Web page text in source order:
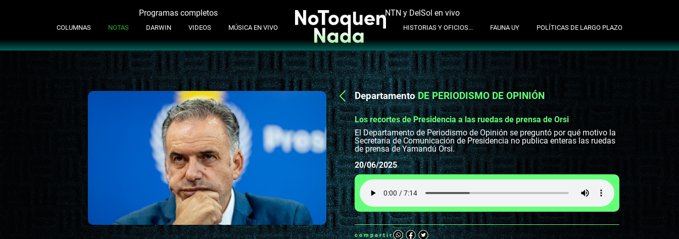
Contacto suscribite al newsletter
Programas completos NTN y DelSol en vivo
COLUMNAS NOTAS DARWIN VIDEOS MÚSICA EN VIVO HISTORIAS Y OFICIOS... FAUNA UY POLÍTICAS DE LARGO PLAZO
DepartamentoDE PERIODISMO DE OPINIÓN
Los recortes de Presidencia a las ruedas de prensa de Orsi
El Departamento de Periodismo de Opinión se preguntó por qué motivo la
Secretaría de Comunicación de Presidencia no publica enteras las ruedas
de prensa de Yamandú Orsi.
20/06/2025
compartir